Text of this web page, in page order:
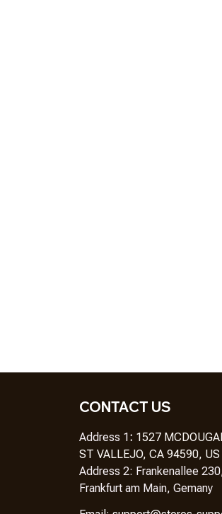
CONTACT US
Address 1: 1527
ST VALLEJO, CA 94590, US
Address 2: Frankenallee
Frankfurt am Main, Gemany